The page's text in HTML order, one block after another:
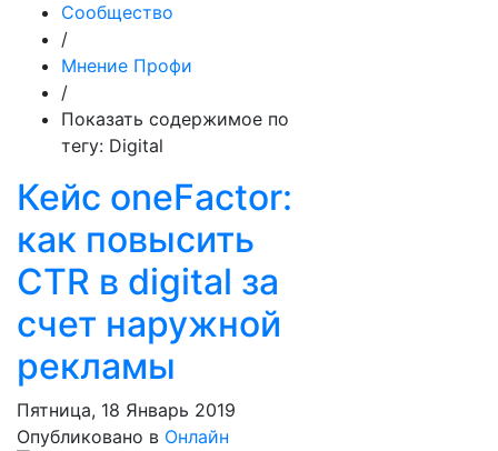
Сообщество
/
Мнение Профи
/
Показать содержимое по
тегу: Digital
Кейс oneFactor:
как повысить
CTR в digital за
счет наружной
рекламы
Пятница, 18 Январь 2019
Опубликовано в Онлайн